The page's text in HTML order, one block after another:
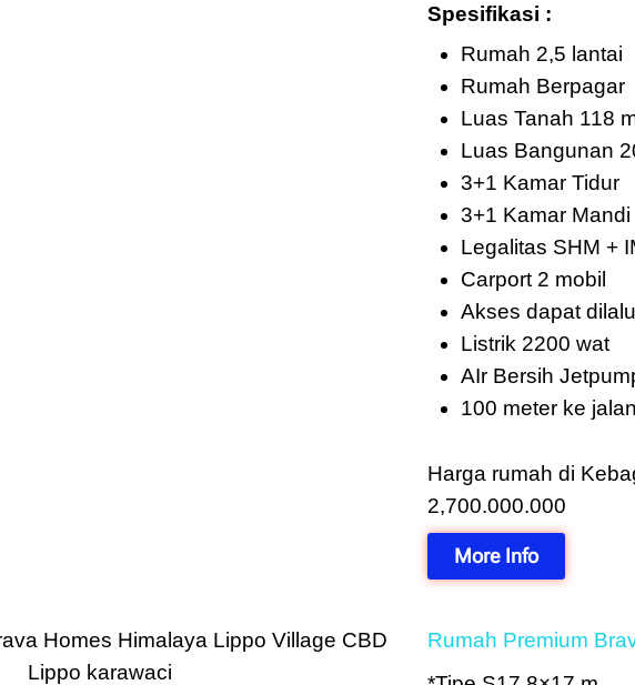
Spesifikasi :
Rumah 2,5 lantai
Rumah Berpagar
Luas Tanah 118
Luas Bangunan
3+1 Kamar Tidur
3+1 Kamar Mandi
Legalitas SHM +
Carport 2 mobil
Akses dapat
Listrik 2200 wat
AIr Bersih
100 meter ke
Harga rumah di
2,700.000.000
More Info
Rumah Premium